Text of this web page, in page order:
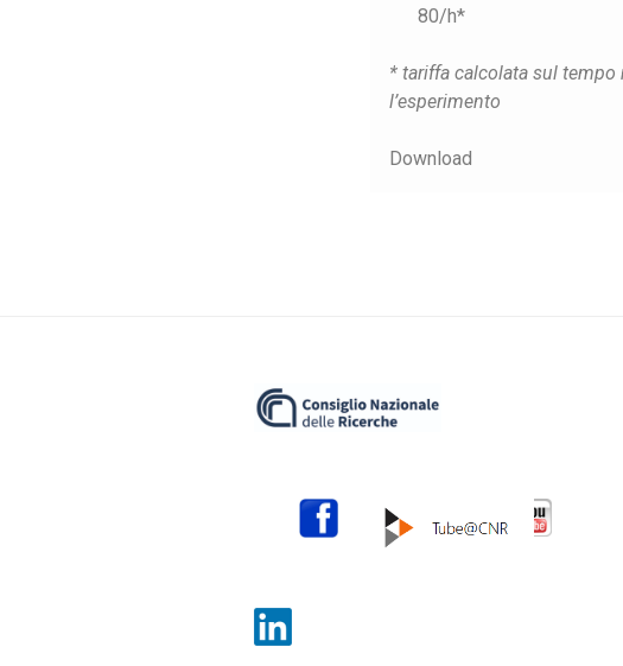
80/h*
* tariffa calcolata sul
l’esperimento
Download